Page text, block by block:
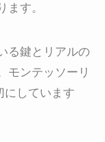
ます。
る鍵とリアルの
モンテッソーリ
にしています